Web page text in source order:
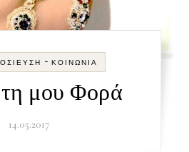
- ΚΟΙΝΩΝΊΑ
μου Φορά
14.05.2017